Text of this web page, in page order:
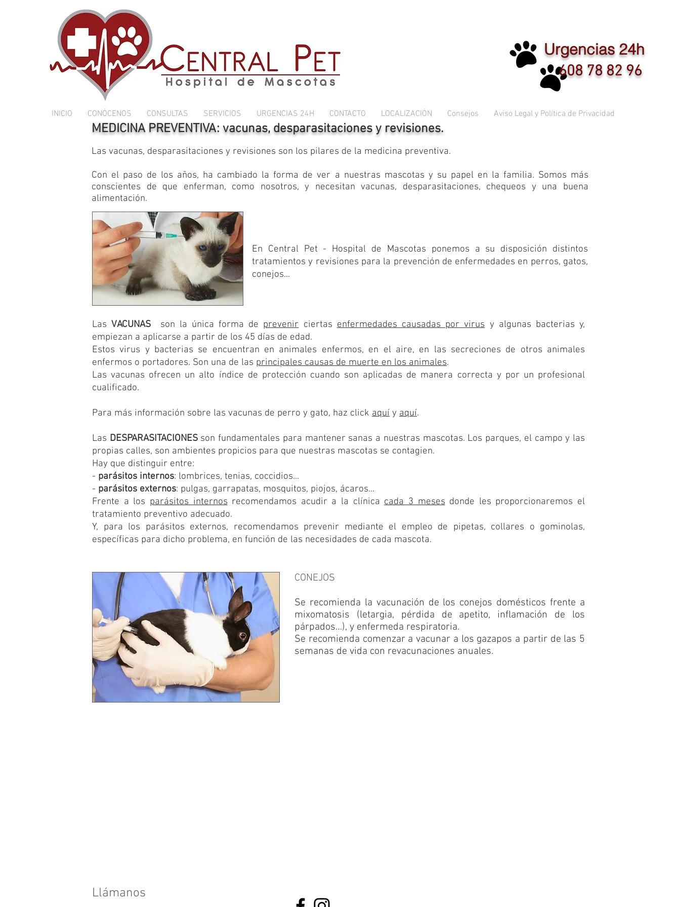
Urgencias 24h
608 78 82 96
MEDICINA PREVENTIVA: vacunas, desparasitaciones y revisiones.
Las vacunas, desparasitaciones y revisiones son los pilares de la medicina preventiva.
Con el paso de los años, ha cambiado la forma de ver a nuestras mascotas y su papel en la familia. Somos más
conscientes de que enferman, como nosotros, y necesitan vacunas, desparasitaciones, chequeos y una buena
alimentación.
En Central Pet - Hospital de Mascotas ponemos a su disposición distintos
tratamientos y revisiones para la prevención de enfermedades en perros, gatos,
conejos...
LasVACUNAS son la única forma de prevenirciertasenfermedades causadas por virusy algunas bacterias y,
empiezan a aplicarse a partir de los 45 días de edad.
Estos virus y bacterias se encuentran en animales enfermos, en el aire, en las secreciones de otros animales
enfermos o portadores. Son una de las principales causas de muerte en los animales.
Las vacunas ofrecen un alto índice de protección cuando son aplicadas de manera correcta y por un profesional
cualificado.
Para más información sobre las vacunas de perro y gato, haz click aquí y aquí.
Las DESPARASITACIONES son fundamentales para mantener sanas a nuestras mascotas. Los parques, el campo y las
propias calles, son ambientes propicios para que nuestras mascotas se contagien.
Hay que distinguir entre:
- parásitos internos: lombrices, tenias, coccidios...
- parásitos externos: pulgas, garrapatas, mosquitos, piojos, ácaros...
Frente a losparásitos internosrecomendamos acudir a la clínicacada 3 mesesdonde les proporcionaremos el
tratamiento preventivo adecuado.
Y, para los parásitos externos, recomendamos prevenir mediante el empleo de pipetas, collares o gominolas,
específicas para dicho problema, en función de las necesidades de cada mascota.
CONEJOS
Se recomienda la vacunación de los conejos domésticos frente a
mixomatosis (letargia, pérdida de apetito, inflamación de los
párpados…), y enfermeda respiratoria.
Se recomienda comenzar a vacunar a los gazapos a partir de las 5
semanas de vida con revacunaciones anuales.
INICIO CONÓCENOS CONSULTAS SERVICIOS URGENCIAS 24H CONTACTO LOCALIZACIÓN Consejos Aviso Legal y Política de Privacidad
Llámanos